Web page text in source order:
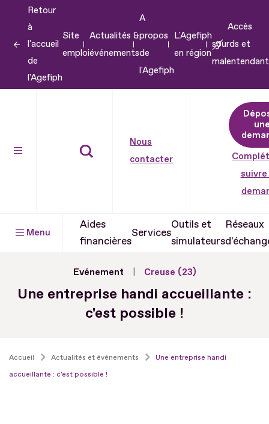
contenu
Retour
à
l'accueil
de
l'Agefiph
Site
emploi
Actualités &
événements
A
propos
de
l'Agefiph
L'Agefiph
en région
Accès
sourds et
Nous
contacter
suivre
Menu
Aides
financières
Services
Outils et
simulateurs
Réseaux
Evénement Creuse (23)
Une entreprise handi accueillante :
c'est possible !
Accueil Actualités et événements
Une entreprise handi
accueillante : c'est possible !